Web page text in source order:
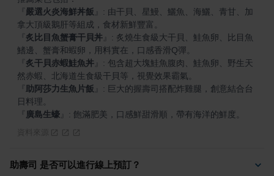
嚴選火炎海鮮丼飯
: 由干貝、星鰻、鱺魚、海鱺、青甘、加
炙比目魚蟹膏干貝丼
: 炙燒生食級大干貝、鮭魚卵、比目魚
炙干貝赤蝦鮭魚丼
: 包含超大塊鮭魚腹肉、鮭魚卵、野生天
助阿莎力生魚片飯
: 巨大的握壽司搭配炸雞腿，創意結合台
廣島生蠔 : 飽滿肥美，口感鮮甜滑順，帶有海洋的鮮度。
助壽司 是否可以進行線上預訂？